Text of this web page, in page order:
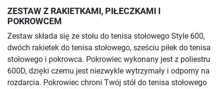
ZESTAW Z RAKIETKAMI, PIŁECZKAMI I
POKROWCEM
Zestaw składa się ze stołu do tenisa stołowego Style 600,
dwóch rakietek do tenisa stołowego, sześciu piłek do tenisa
stołowego i pokrowca. Pokrowiec wykonany jest z poliestru
600D, dzięki czemu jest niezwykle wytrzymały i odporny na
rozdarcia. Pokrowiec chroni Twój stół do tenisa stołowego